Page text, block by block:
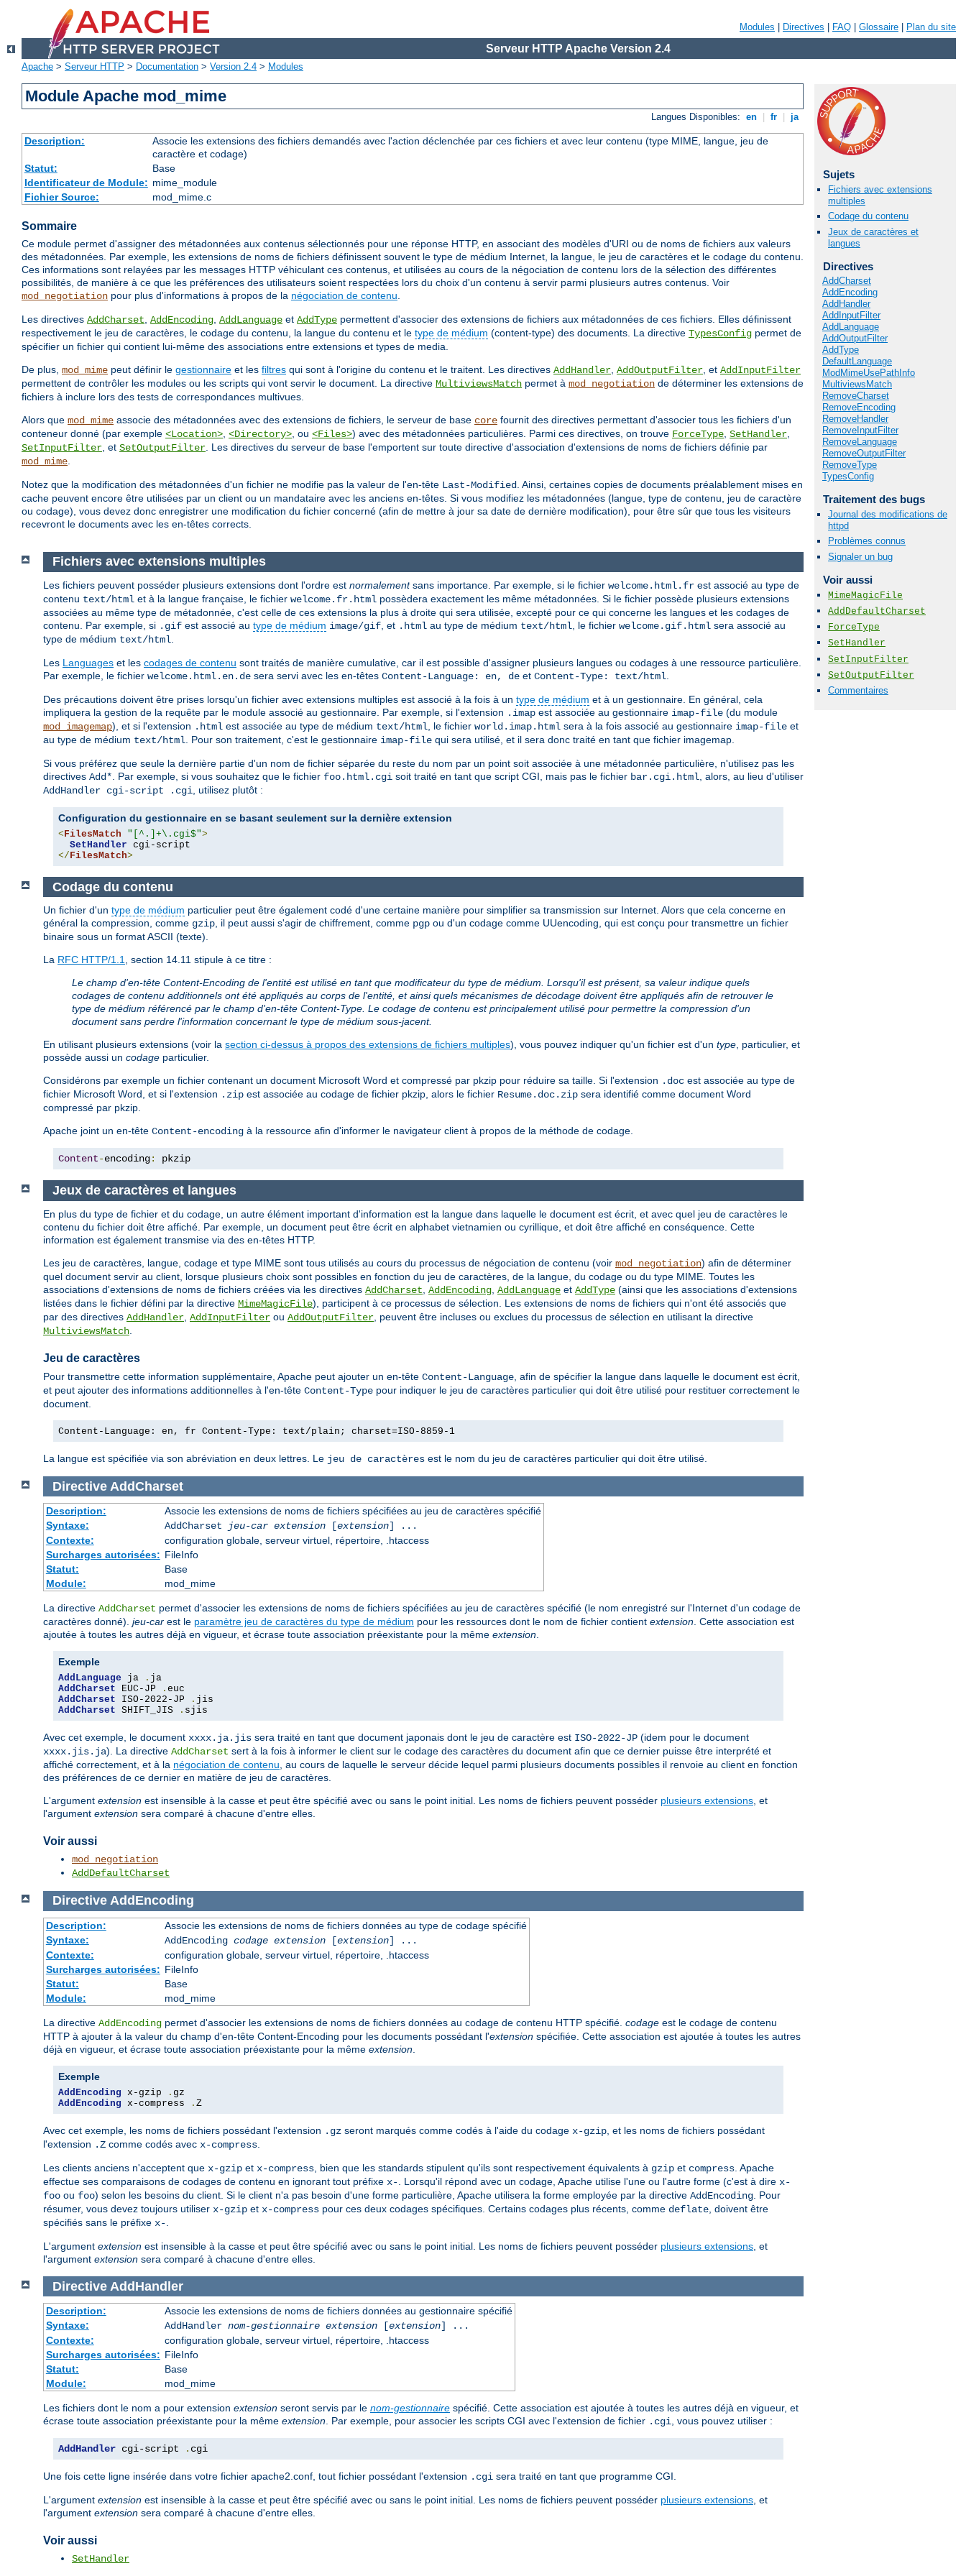
Modules Directives FAQ Glossaire Plan du site
Serveur HTTP Apache Version 2.4
Apache > Serveur HTTP > Documentation > Version 2.4 > Modules
Module Apache mod_mime
Langues Disponibles: en fr ja
Description:
Associe les extensions des fichiers demandés avec l'action déclenchée par ces fichiers et avec leur contenu (type MIME, langue, jeu de
caractère et codage)
Statut:
Base
Identificateur de Module: mime_module
Fichier Source:
mod_mime.c
Sommaire
Ce module permet d'assigner des métadonnées aux contenus sélectionnés pour une réponse HTTP, en associant des modèles d'URI ou de noms de fichiers aux valeurs
des métadonnées. Par exemple, les extensions de noms de fichiers définissent souvent le type de médium Internet, la langue, le jeu de caractères et le codage du contenu.
Ces informations sont relayées par les messages HTTP véhiculant ces contenus, et utilisées au cours de la négociation de contenu lors de la sélection des différentes
possibilités, de manière à ce que les préférences des utilisateurs soient respectées lors du choix d'un contenu à servir parmi plusieurs autres contenus. Voir
mod_negotiation pour plus d'informations à propos de la négociation de contenu.
Les directives AddCharset, AddEncoding, AddLanguage et AddType permettent d'associer des extensions de fichiers aux métadonnées de ces fichiers. Elles définissent
respectivement le jeu de caractères, le codage du contenu, la langue du contenu et le type de médium (content-type) des documents. La directive TypesConfig permet de
spécifier un fichier qui contient lui-même des associations entre extensions et types de media.
De plus, mod_mime peut définir le gestionnaire et les filtres qui sont à l'origine du contenu et le traitent. Les directives AddHandler, AddOutputFilter, et AddInputFilter
permettent de contrôler les modules ou les scripts qui vont servir le document. La directive MultiviewsMatch permet à mod_negotiation de déterminer les extensions de
fichiers à inclure lors des tests de correspondances multivues.
Alors que mod_mime associe des métadonnées avec des extensions de fichiers, le serveur de base core fournit des directives permettant d'associer tous les fichiers d'un
conteneur donné (par exemple <Location>, <Directory>, ou <Files>) avec des métadonnées particulières. Parmi ces directives, on trouve ForceType, SetHandler,
SetInputFilter, et SetOutputFilter. Les directives du serveur de base l'emportent sur toute directive d'association d'extensions de noms de fichiers définie par
mod_mime.
Notez que la modification des métadonnées d'un fichier ne modifie pas la valeur de l'en-tête Last-Modified. Ainsi, certaines copies de documents préalablement mises en
cache peuvent encore être utilisées par un client ou un mandataire avec les anciens en-têtes. Si vous modifiez les métadonnées (langue, type de contenu, jeu de caractère
ou codage), vous devez donc enregistrer une modification du fichier concerné (afin de mettre à jour sa date de dernière modification), pour être sûr que tous les visiteurs
recevront le documents avec les en-têtes corrects.
Sujets
Fichiers avec extensions
multiples
Codage du contenu
Jeux de caractères et
langues
Directives
AddCharset
AddEncoding
AddHandler
AddInputFilter
AddLanguage
AddOutputFilter
AddType
DefaultLanguage
ModMimeUsePathInfo
MultiviewsMatch
RemoveCharset
RemoveEncoding
RemoveHandler
RemoveInputFilter
RemoveLanguage
RemoveOutputFilter
RemoveType
TypesConfig
Traitement des bugs
Journal des modifications de
httpd
Problèmes connus
Signaler un bug
Voir aussi
MimeMagicFile
AddDefaultCharset
ForceType
SetHandler
SetInputFilter
SetOutputFilter
Commentaires
Fichiers avec extensions multiples
Les fichiers peuvent posséder plusieurs extensions dont l'ordre est normalementsans importance. Par exemple, si le fichier welcome.html.fr est associé au type de
contenu text/html et à la langue française, le fichier welcome.fr.html possèdera exactement les même métadonnées. Si le fichier possède plusieurs extensions
associées au même type de métadonnée, c'est celle de ces extensions la plus à droite qui sera utilisée, excepté pour ce qui concerne les langues et les codages de
contenu. Par exemple, si .gif est associé au type de médium image/gif , et .html au type de médium text/html , le fichier welcome.gif.html sera associé au
type de médium text/html
Les Languages et les codages de contenu sont traités de manière cumulative, car il est possible d'assigner plusieurs langues ou codages à une ressource particulière.
Par exemple, le fichier welcome.html.en.de sera servi avec les en-têtes Content-Language: en, de et Content-Type: text/html
Des précautions doivent être prises lorsqu'un fichier avec extensions multiples est associé à la fois à un type de médium et à un gestionnaire. En général, cela
impliquera la gestion de la requête par le module associé au gestionnaire. Par exemple, si l'extension .imap est associée au gestionnaire imap-file (du module
mod_imagemap), et si l'extension .html est associée au type de médium text/html , le fichier world.imap.html sera à la fois associé au gestionnaire imap-file et
au type de médium text/html . Pour son traitement, c'est le gestionnaire imap-file qui sera utilisé, et il sera donc traité en tant que fichier imagemap.
Si vous préférez que seule la dernière partie d'un nom de fichier séparée du reste du nom par un point soit associée à une métadonnée particulière, n'utilisez pas les
directives Add* . Par exemple, si vous souhaitez que le fichier foo.html.cgi soit traité en tant que script CGI, mais pas le fichier bar.cgi.html , alors, au lieu d'utiliser
AddHandler cgi-script .cgi , utilisez plutôt :
Configuration du gestionnaire en se basant seulement sur la dernière extension
< FilesMatch "[^.]+\.cgi$">
SetHandler
</ FilesMatch>
Codage du contenu
Un fichier d'un type de médium particulier peut être également codé d'une certaine manière pour simplifier sa transmission sur Internet. Alors que cela concerne en
général la compression, comme gzip, il peut aussi s'agir de chiffrement, comme pgp ou d'un codage comme UUencoding, qui est conçu pour transmettre un fichier
binaire sous un format ASCII (texte).
La RFC HTTP/1.1, section 14.11 stipule à ce titre :
Le champ d'en-tête Content-Encoding de l'entité est utilisé en tant que modificateur du type de médium. Lorsqu'il est présent, sa valeur indique quels
codages de contenu additionnels ont été appliqués au corps de l'entité, et ainsi quels mécanismes de décodage doivent être appliqués afin de retrouver le
type de médium référencé par le champ d'en-tête Content-Type. Le codage de contenu est principalement utilisé pour permettre la compression d'un
document sans perdre l'information concernant le type de médium sous-jacent.
En utilisant plusieurs extensions (voir la section ci-dessus à propos des extensions de fichiers multiples), vous pouvez indiquer qu'un fichier est d'un type, particulier, et
possède aussi un codage particulier.
Considérons par exemple un fichier contenant un document Microsoft Word et compressé par pkzip pour réduire sa taille. Si l'extension .doc est associée au type de
fichier Microsoft Word, et si l'extension .zip est associée au codage de fichier pkzip, alors le fichier Resume.doc.zip sera identifié comme document Word
compressé par pkzip.
Apache joint un en-tête Content-encoding à la ressource afin d'informer le navigateur client à propos de la méthode de codage.
Content-encoding: pkzip
Jeux de caractères et langues
En plus du type de fichier et du codage, un autre élément important d'information est la langue dans laquelle le document est écrit, et avec quel jeu de caractères le
contenu du fichier doit être affiché. Par exemple, un document peut être écrit en alphabet vietnamien ou cyrillique, et doit être affiché en conséquence. Cette
information est également transmise via des en-têtes HTTP.
Les jeu de caractères, langue, codage et type MIME sont tous utilisés au cours du processus de négociation de contenu (voir mod_negotiation) afin de déterminer
quel document servir au client, lorsque plusieurs choix sont possibles en fonction du jeu de caractères, de la langue, du codage ou du type MIME. Toutes les
associations d'extensions de noms de fichiers créées via les directives AddCharset AddEncoding AddLanguage et AddType (ainsi que les associations d'extensions
listées dans le fichier défini par la directive MimeMagicFile), participent à ce processus de sélection. Les extensions de noms de fichiers qui n'ont été associés que
par des directives AddHandler AddInputFilter ou AddOutputFilter , peuvent être incluses ou exclues du processus de sélection en utilisant la directive
MultiviewsMatch
Jeu de caractères
Pour transmettre cette information supplémentaire, Apache peut ajouter un en-tête Content-Language , afin de spécifier la langue dans laquelle le document est écrit,
et peut ajouter des informations additionnelles à l'en-tête Content-Type pour indiquer le jeu de caractères particulier qui doit être utilisé pour restituer correctement le
document.
Content-Language: en, fr Content-Type: text/plain; charset=ISO-8859-1
La langue est spécifiée via son abréviation en deux lettres. Le jeu de caractères est le nom du jeu de caractères particulier qui doit être utilisé.
Directive AddCharset
Description:
Associe les extensions de noms de fichiers spécifiées au jeu de caractères spécifié
Syntaxe:
AddCharset jeu-car extension[extension] ...
Contexte:
configuration globale, serveur virtuel, répertoire, .htaccess
Surcharges autorisées: FileInfo
Statut:
Base
Module:
mod_mime
La directive AddCharset permet d'associer les extensions de noms de fichiers spécifiées au jeu de caractères spécifié (le nom enregistré sur l'Internet d'un codage de
caractères donné). jeu-car est le paramètre jeu de caractères du type de médium pour les ressources dont le nom de fichier contient extension. Cette association est
ajoutée à toutes les autres déjà en vigueur, et écrase toute association préexistante pour la même extension.
Exemple
AddLanguage ja .
AddCharset EUC-JP .
AddCharset ISO-2022-JP .
AddCharset SHIFT_JIS . sjis
Avec cet exemple, le document xxxx.ja.jis sera traité en tant que document japonais dont le jeu de caractère est ISO-2022-JP (idem pour le document
xxxx.jis.ja). La directive AddCharset sert à la fois à informer le client sur le codage des caractères du document afin que ce dernier puisse être interprété et
affiché correctement, et à la négociation de contenu, au cours de laquelle le serveur décide lequel parmi plusieurs documents possibles il renvoie au client en fonction
des préférences de ce dernier en matière de jeu de caractères.
L'argument extension est insensible à la casse et peut être spécifié avec ou sans le point initial. Les noms de fichiers peuvent posséder plusieurs extensions, et
l'argument extension sera comparé à chacune d'entre elles.
Voir aussi
mod_negotiation
AddDefaultCharset
Directive AddEncoding
Description:
Associe les extensions de noms de fichiers données au type de codage spécifié
Syntaxe:
AddEncoding codage extension[extension] ...
Contexte:
configuration globale, serveur virtuel, répertoire, .htaccess
Surcharges autorisées: FileInfo
Statut:
Base
Module:
mod_mime
La directive AddEncoding permet d'associer les extensions de noms de fichiers données au codage de contenu HTTP spécifié. codage est le codage de contenu
HTTP à ajouter à la valeur du champ d'en-tête Content-Encoding pour les documents possédant l'extension spécifiée. Cette association est ajoutée à toutes les autres
déjà en vigueur, et écrase toute association préexistante pour la même extension
Exemple
AddEncoding x-gzip .
AddEncoding x-compress . Z
Avec cet exemple, les noms de fichiers possédant l'extension .gz seront marqués comme codés à l'aide du codage x-gzip , et les noms de fichiers possédant
l'extension .Z comme codés avec x-compress
Les clients anciens n'acceptent que x-gzip et x-compress , bien que les standards stipulent qu'ils sont respectivement équivalents à gzip et compress . Apache
effectue ses comparaisons de codages de contenu en ignorant tout préfixe x- . Lorsqu'il répond avec un codage, Apache utilise l'une ou l'autre forme (c'est à dire x-
foo ou foo) selon les besoins du client. Si le client n'a pas besoin d'une forme particulière, Apache utilisera la forme employée par la directive AddEncoding . Pour
résumer, vous devez toujours utiliser x-gzip et x-compress pour ces deux codages spécifiques. Certains codages plus récents, comme deflate , doivent être
spécifiés sans le préfixe x-
L'argument extension est insensible à la casse et peut être spécifié avec ou sans le point initial. Les noms de fichiers peuvent posséder plusieurs extensions , et
l'argument extension sera comparé à chacune d'entre elles.
Directive AddHandler
Description:
Associe les extensions de noms de fichiers données au gestionnaire spécifié
Syntaxe:
AddHandler nom-gestionnaire extension[extension] ...
Contexte:
configuration globale, serveur virtuel, répertoire, .htaccess
Surcharges autorisées: FileInfo
Statut:
Base
Module:
mod_mime
Les fichiers dont le nom a pour extension extension seront servis par le nom-gestionnaire spécifié. Cette association est ajoutée à toutes les autres déjà en vigueur, et
écrase toute association préexistante pour la même extension . Par exemple, pour associer les scripts CGI avec l'extension de fichier .cgi , vous pouvez utiliser :
AddHandler cgi-script . cgi
Une fois cette ligne insérée dans votre fichier apache2.conf, tout fichier possédant l'extension .cgi sera traité en tant que programme CGI.
L'argument extension est insensible à la casse et peut être spécifié avec ou sans le point initial. Les noms de fichiers peuvent posséder plusieurs extensions , et
l'argument extension sera comparé à chacune d'entre elles.
Voir aussi
SetHandler